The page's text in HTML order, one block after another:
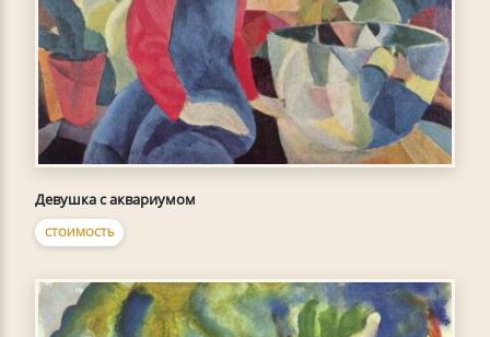
Девушка с аквариумом
СТОИМОСТЬ